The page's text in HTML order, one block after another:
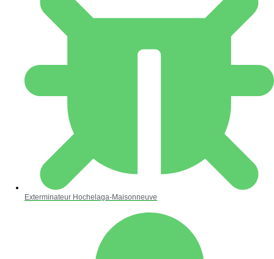
Exterminateur Hochelaga-Maisonneuve